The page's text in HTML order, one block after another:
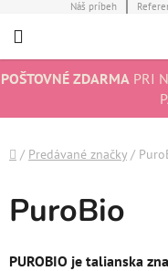
na
Náš príbeh
POŠTOVNÉ ZDARMAPRI
Domov
/ Predávané značky /
PuroBio
PUROBIO je talianska